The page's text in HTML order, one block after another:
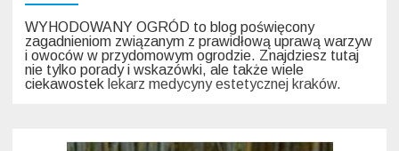
WYHODOWANY OGRÓD to blog poświęcony
zagadnieniom związanym z prawidłową uprawą warzyw
i owoców w przydomowym ogrodzie. Znajdziesz tutaj
nie tylko porady i wskazówki, ale także wiele
ciekawostek lekarz medycyny estetycznej kraków.